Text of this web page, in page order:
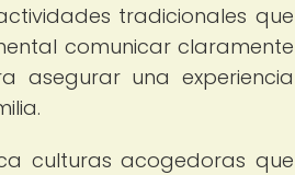
tradicionales que
comunicar claramente
asegurar una experiencia
culturas acogedoras que